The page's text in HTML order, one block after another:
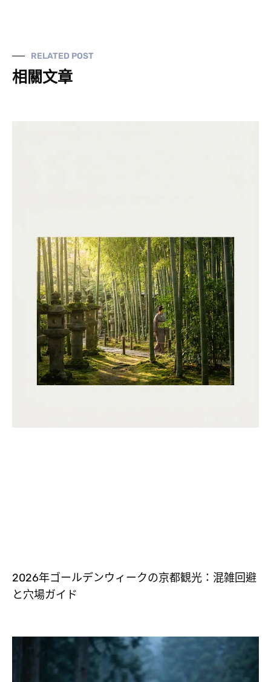
RELATED POST
相關文章
2026年ゴールデンウィークの京都観光：混雑回避
と穴場ガイド